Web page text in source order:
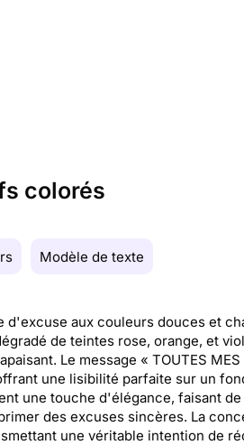
colorés
Modèle de texte
d'excuse aux couleurs douces et
de teintes rose, orange, et
Le message « TOUTES
une lisibilité parfaite sur un
une touche d'élégance, faisant
des excuses sincères. La
une véritable intention de